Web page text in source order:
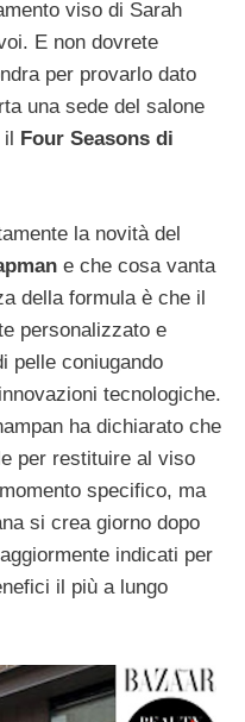
viso di Sarah
E non dovrete
per provarlo dato
una sede del salone
il Four Seasons di
la novità del
e che cosa vanta
della formula è che il
personalizzato e
pelle coniugando
tecnologiche.
ha dichiarato che
per restituire al viso
specifico, ma
si crea giorno dopo
indicati per
il più a lungo